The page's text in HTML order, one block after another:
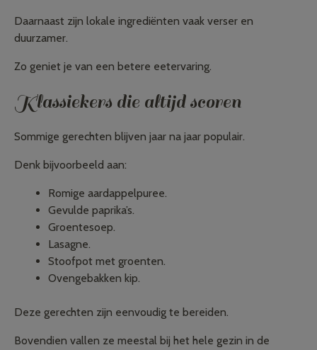
Daarnaast zijn lokale ingrediënten vaak verser en
duurzamer.
Zo geniet je van een betere eetervaring.
Klassiekers die altijd scoren
Sommige gerechten blijven jaar na jaar populair.
Denk bijvoorbeeld aan:
Romige aardappelpuree.
Gevulde paprika’s.
Groentesoep.
Lasagne.
Stoofpot met groenten.
Ovengebakken kip.
Deze gerechten zijn eenvoudig te bereiden.
Bovendien vallen ze meestal bij het hele gezin in de